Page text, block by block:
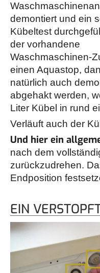
demontiert und ein
Kübeltest
der vorhandene
Waschmaschinen-
einen Aquastop,
natürlich auch
abgehakt werden,
Liter Kübel in rund
Verläuft auch der
Und hier ein
nach dem
zurückzudrehen.
Endposition
EIN